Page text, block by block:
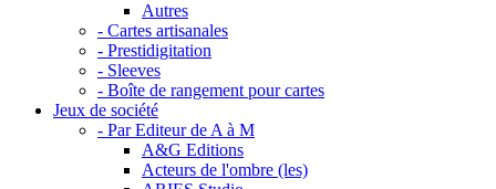
Autres
- Cartes artisanales
- Prestidigitation
- Sleeves
- Boîte de rangement pour cartes
Jeux de société
- Par Editeur de A à M
A&G Editions
Acteurs de l'ombre (les)